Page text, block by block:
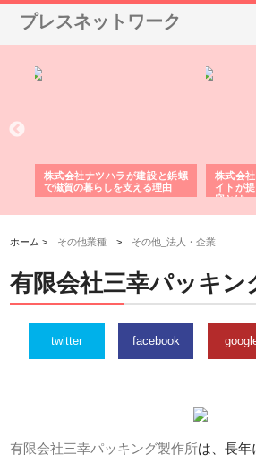
プレスネットワーク
株式会社ナツハラが建設と鋲螺
で滋賀の暮らしを支える理由
株式会
イトが
容とは
ホーム > その他業種 > その他_法人・企業
有限会社三幸パッキン
twitter facebook
有限会社三幸パッキング製作所は、長年